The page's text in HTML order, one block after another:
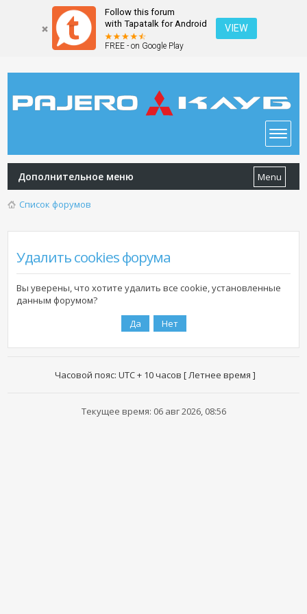
Follow this forum
with Tapatalk for Android
FREE - on Google Play
VIEW
Дополнительное меню Menu
Список форумов
Удалить cookies форума
Вы уверены, что хотите удалить все cookie, установленные
данным форумом?
Часовой пояс: UTC + 10 часов [ Летнее время ]
Текущее время: 06 авг 2026, 08:56